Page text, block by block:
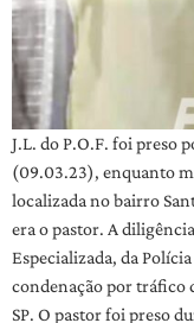
J.L. do P.O.F. foi preso
(09.03.23), enquanto
localizada no bairro
era o pastor. A
Especializada, da
condenação por tráfico
SP. O pastor foi preso